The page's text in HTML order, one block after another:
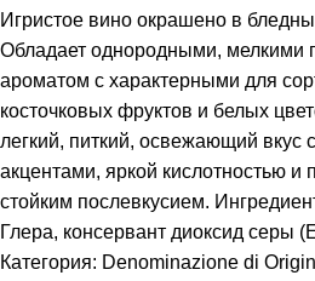
Игристое вино окрашено в
Обладает однородными, мелкими
ароматом с характерными для
косточковых фруктов и белых
легкий, питкий, освежающий вкус
акцентами, яркой кислотностью и
стойким послевкусием.
Глера, консервант диоксид серы
Категория: Denominazione di